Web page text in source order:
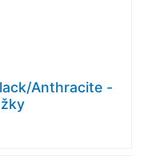
Anthracite -